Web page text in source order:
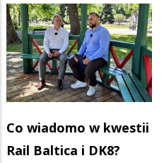
Co wiadomo w kwestii
Rail Baltica i DK8?